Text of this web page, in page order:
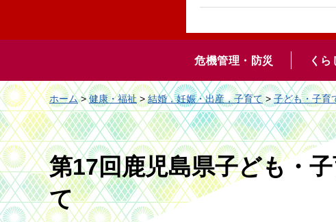
危機管理・防災 くら
ホーム>健康・福祉>結婚，妊娠・出産，子育て>子ども・子育
第17回鹿児島県子ども・
て